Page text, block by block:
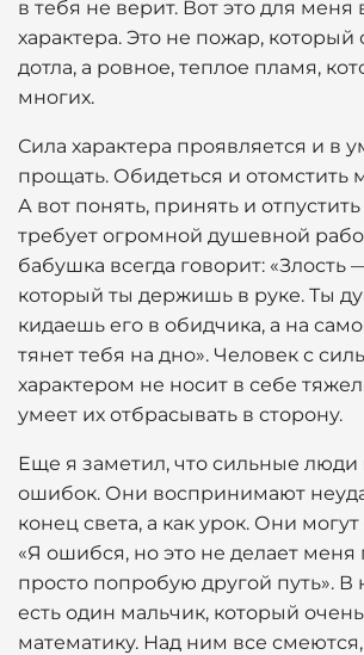
в тебя не верит. Вот это для
характера. Это не пожар, который
дотла, а ровное, теплое пламя,
многих.
Сила характера проявляется и в
прощать. Обидеться и отомстить
А вот понять, принять и
требует огромной душевной
бабушка всегда говорит: «Злость
который ты держишь в руке. Ты
кидаешь его в обидчика, а на
тянет тебя на дно». Человек с
характером не носит в себе
умеет их отбрасывать в сторону.
Еще я заметил, что сильные люди
ошибок. Они воспринимают
конец света, а как урок. Они могут
«Я ошибся, но это не делает меня
просто попробую другой путь». В
есть один мальчик, который
математику. Над ним все смеются,